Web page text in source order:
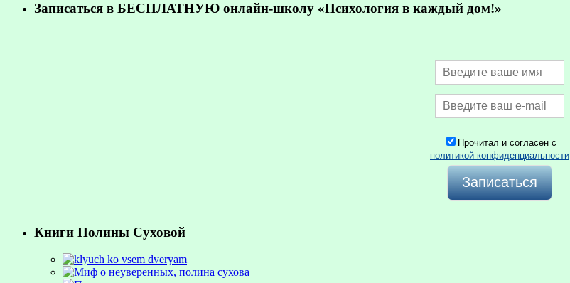
Записаться в БЕСПЛАТНУЮ онлайн-школу «Психология в каждый дом!»
Прочитал и согласен с
политикой конфиденциальности
Книги Полины Суховой